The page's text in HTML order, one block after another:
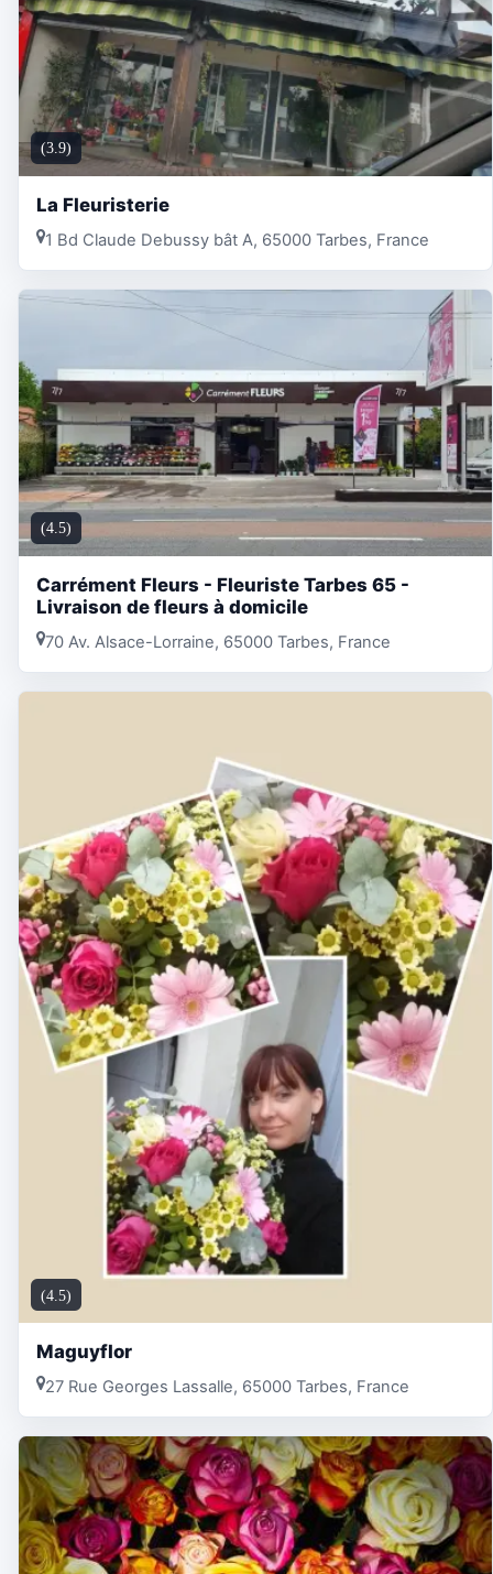
(3.9)
La Fleuristerie
1 Bd Claude Debussy bât A, 65000 Tarbes, France
(4.5)
Carrément Fleurs - Fleuriste Tarbes 65 -
Livraison de fleurs à domicile
70 Av. Alsace-Lorraine, 65000 Tarbes, France
(4.5)
Maguyflor
27 Rue Georges Lassalle, 65000 Tarbes, France